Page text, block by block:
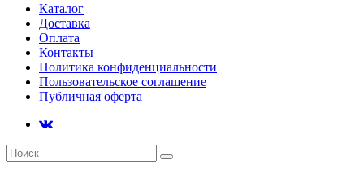
Каталог
Доставка
Оплата
Контакты
Политика конфиденциальности
Пользовательское соглашение
Публичная оферта